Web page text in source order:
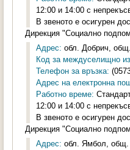
12:00 и 14:00 с
В звеното е осигурен
Дирекция "Социално
Адрес: обл. Добрич,
Код за междуселищно
Телефон за връзка:
Адрес на електронна
Работно време:
12:00 и 14:00 с
В звеното е осигурен
Дирекция "Социално
Адрес: обл. Ямбол,